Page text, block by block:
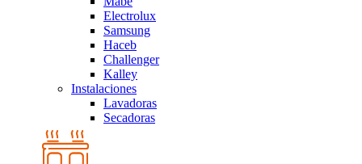
Electrolux
Samsung
Haceb
Challenger
Kalley
Instalaciones
Lavadoras
Secadoras